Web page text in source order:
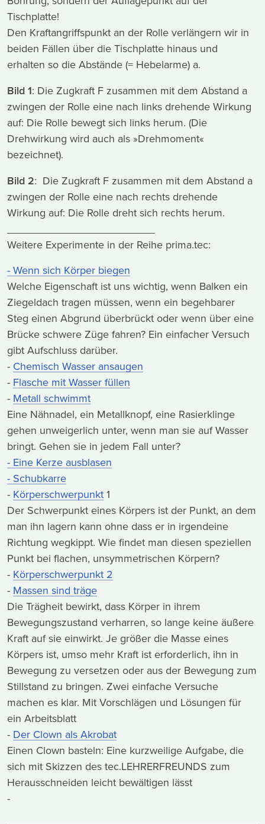
Tischplatte!
Den Kraftangriffspunkt an der Rolle verlängern wir in
beiden Fällen über die Tischplatte hinaus und
erhalten so die Abstände (= Hebelarme) a.
Bild 1: Die Zugkraft F zusammen mit dem Abstand a
zwingen der Rolle eine nach links drehende Wirkung
auf: Die Rolle bewegt sich links herum. (Die
Drehwirkung wird auch als »Drehmoment«
bezeichnet).
Bild 2: Die Zugkraft F zusammen mit dem Abstand a
zwingen der Rolle eine nach rechts drehende
Wirkung auf: Die Rolle dreht sich rechts herum.
Weitere Experimente in der Reihe prima.tec:
-Wenn sich Körper biegen
Welche Eigenschaft ist uns wichtig, wenn Balken ein
Ziegeldach tragen müssen, wenn ein begehbarer
Steg einen Abgrund überbrückt oder wenn über eine
Brücke schwere Züge fahren? Ein einfacher Versuch
gibt Aufschluss darüber.
- Chemisch Wasser ansaugen
- Flasche mit Wasser füllen
- Metall schwimmt
Eine Nähnadel, ein Metallknopf, eine Rasierklinge
gehen unweigerlich unter, wenn man sie auf Wasser
bringt. Gehen sie in jedem Fall unter?
- Eine Kerze ausblasen
- Schubkarre
- Körperschwerpunkt1
Der Schwerpunkt eines Körpers ist der Punkt, an dem
man ihn lagern kann ohne dass er in irgendeine
Richtung wegkippt. Wie findet man diesen speziellen
Punkt bei flachen, unsymmetrischen Körpern?
- Körperschwerpunkt 2
- Massen sind träge
Die Trägheit bewirkt, dass Körper in ihrem
Bewegungszustand verharren, so lange keine äußere
Kraft auf sie einwirkt. Je größer die Masse eines
Körpers ist, umso mehr Kraft ist erforderlich, ihn in
Bewegung zu versetzen oder aus der Bewegung zum
Stillstand zu bringen. Zwei einfache Versuche
machen es klar. Mit Vorschlägen und Lösungen für
ein Arbeitsblatt
- Der Clown als Akrobat
Einen Clown basteln: Eine kurzweilige Aufgabe, die
sich mit Skizzen des tec.LEHRERFREUNDS zum
Herausschneiden leicht bewältigen lässt
-